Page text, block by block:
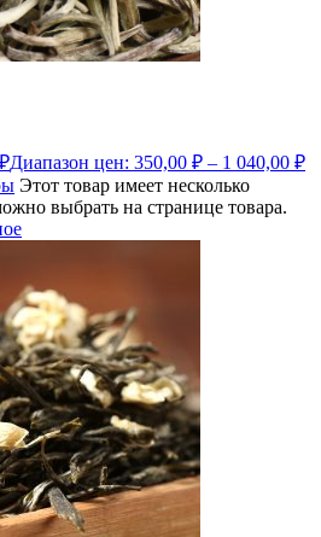
₽Диапазон цен: 350,00 ₽ – 1 040,00 ₽
Этот товар имеет несколько
выбрать на странице товара.